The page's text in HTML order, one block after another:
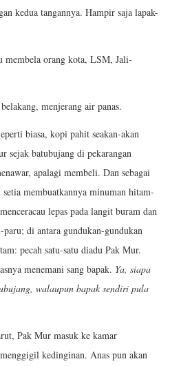
kedua tangannya. Hampir saja lapak-
membela orang kota, LSM, Jali-
menjerang air panas.
biasa, kopi pahit seakan-akan
sejak batubujang di pekarangan
apalagi membeli. Dan sebagai
membuatkannya minuman hitam-
lepas pada langit buram dan
di antara gundukan-gundukan
pecah satu-satu diadu Pak Mur.
menemani sang bapak. Ya, siapa
walaupun bapak sendiri pula
Pak Mur masuk ke kamar
kedinginan. Anas pun akan